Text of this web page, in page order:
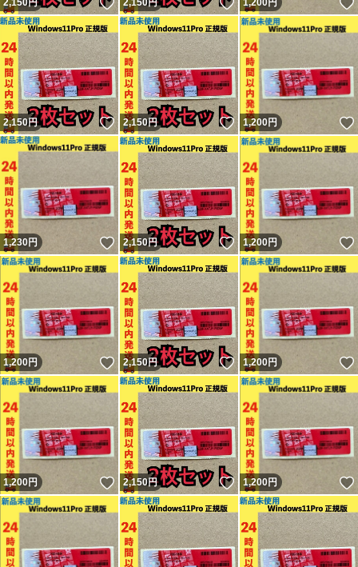
2,150円 いいね！
2,150円 いいね！
1,200円
2,150円 いいね！
2,150円 いいね！
1,200円
1,230円 いいね！
2,150円 いいね！
1,200円
1,200円 いいね！
2,150円 いいね！
1,200円
1,200円 いいね！
2,150円 いいね！
1,200円